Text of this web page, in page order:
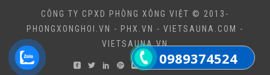
0989374524
CÔNG TY CPXD PHÒNG XÔNG VIỆT © 2013-
PHONGXONGHOI.VN - PHX.VN - VIETSAUNA.COM -
VIETSAUNA.VN